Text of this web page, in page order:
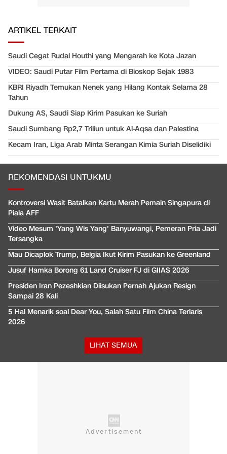
ARTIKEL TERKAIT
Saudi Cegat Rudal Houthi yang Mengarah ke Kota Jazan
VIDEO: Saudi Putar Film Pertama di Bioskop Sejak 1983
KBRI Riyadh Temukan Nenek yang Hilang Kontak Selama 28
Tahun
Dukung AS, Saudi Siap Kirim Pasukan ke Suriah
Saudi Sumbang Rp2,7 Triliun untuk Al-Aqsa dan Palestina
Kecam Iran, Liga Arab Minta Serangan Kimia Suriah Diselidiki
REKOMENDASI UNTUKMU
Kontroversi Wasit Batalkan Kartu Merah Pemain Singapura di
Piala AFF
Video Mesum 'Yang Wis Yang' Banyuwangi, Pemeran Pria Jadi
Tersangka
Mau Dicaplok Trump, Belgia Ikut Kirim Pasukan ke Greenland
Jusuf Hamka Borong 61 Land Cruiser FJ di GIIAS 2026
Presiden Iran Pezeshkian Diisukan Pernah Ajukan Resign
Sampai 28 Kali
5 Hal Menarik soal Dear You, Salah Satu Film China Terlaris
2026
LIHAT SEMUA